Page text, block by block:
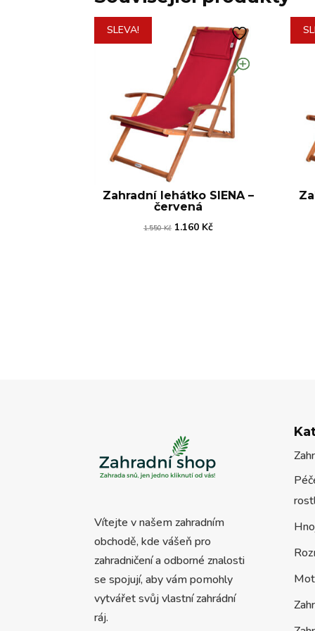
SLEVA!
Zahradní lehátko SIENA –
červená
1.550Kč Původní
1.160 KčAktuální
Vítejte v našem zahradním
obchodě, kde vášeň pro
zahradničení a odborné znalosti
se spojují, aby vám pomohly
vytvářet svůj vlastní zahrádní
ráj.